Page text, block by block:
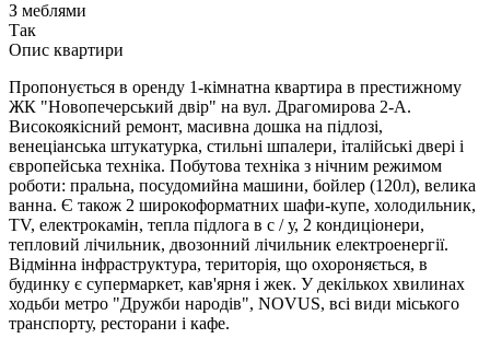
З меблями
Так
Опис квартири
Пропонується в оренду 1-кімнатна квартира в престижному
ЖК "Новопечерський двір" на вул. Драгомирова 2-А.
Високоякісний ремонт, масивна дошка на підлозі,
венеціанська штукатурка, стильні шпалери, італійські двері і
європейська техніка. Побутова техніка з нічним режимом
роботи: пральна, посудомийна машини, бойлер (120л), велика
ванна. Є також 2 широкоформатних шафи-купе, холодильник,
TV, електрокамін, тепла підлога в с / у, 2 кондиціонери,
тепловий лічильник, двозонний лічильник електроенергії.
Відмінна інфраструктура, територія, що охороняється, в
будинку є супермаркет, кав'ярня і жек. У декількох хвилинах
ходьби метро "Дружби народів", NOVUS, всі види міського
транспорту, ресторани і кафе.